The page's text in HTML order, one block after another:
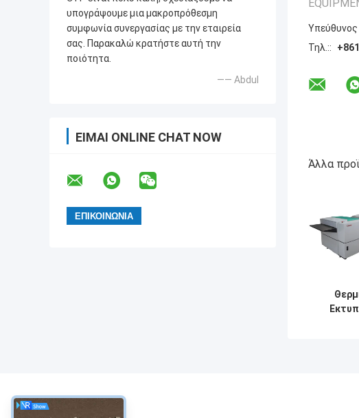
υπογράψουμε μια μακροπρόθεσμη
συμφωνία συνεργασίας με την εταιρεία
σας. Παρακαλώ κρατήστε αυτή την
ποιότητα.
—— Abdul
ΕΊΜΑΙ ONLINE CHAT NOW
Υπεύθυνος
Τηλ.::
Άλλα